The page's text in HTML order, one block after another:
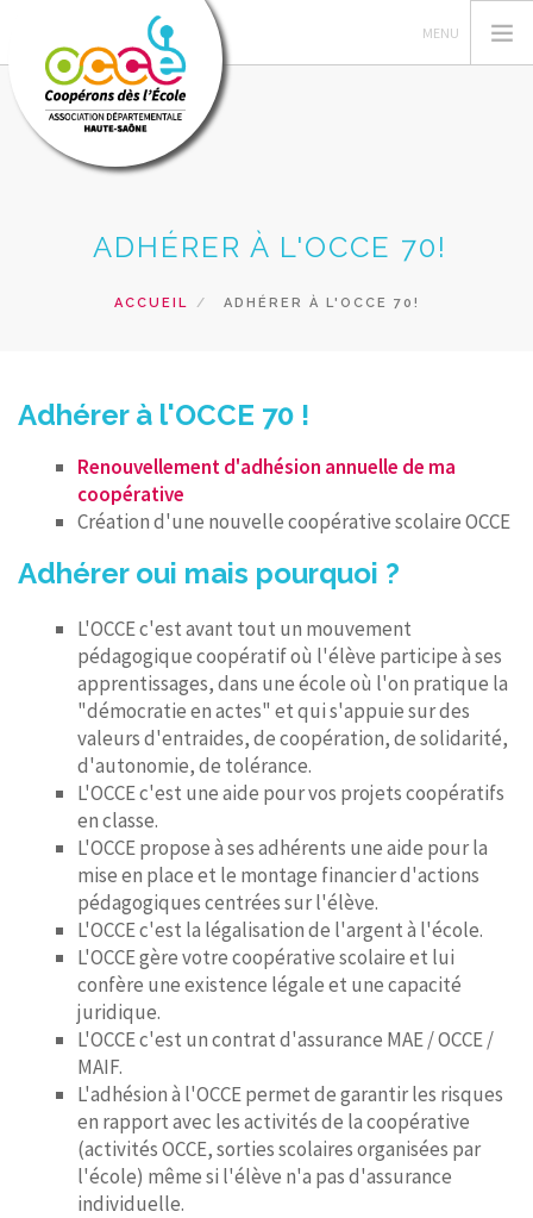
L'OCCE 70
PRETS ET SERVICES
CONTACT
ADHÉRER À L'OCCE 70!
ACCUEIL ADHÉRER À L'OCCE 70!
Adhérer à l'OCCE 70 !
Renouvellement d'adhésion annuelle de ma
coopérative
Création d'une nouvelle coopérative scolaire OCCE
Adhérer oui mais pourquoi ?
L'OCCE c'est avant tout un mouvement
pédagogique coopératif où l'élève participe à ses
apprentissages, dans une école où l'on pratique la
"démocratie en actes" et qui s'appuie sur des
valeurs d'entraides, de coopération, de solidarité,
d'autonomie, de tolérance.
L'OCCE c'est une aide pour vos projets coopératifs
en classe.
L'OCCE propose à ses adhérents une aide pour la
mise en place et le montage financier d'actions
pédagogiques centrées sur l'élève.
L'OCCE c'est la légalisation de l'argent à l'école.
L'OCCE gère votre coopérative scolaire et lui
confère une existence légale et une capacité
juridique.
L'OCCE c'est un contrat d'assurance MAE / OCCE /
MAIF.
L'adhésion à l'OCCE permet de garantir les risques
en rapport avec les activités de la coopérative
(activités OCCE, sorties scolaires organisées par
l'école) même si l'élève n'a pas d'assurance
individuelle.